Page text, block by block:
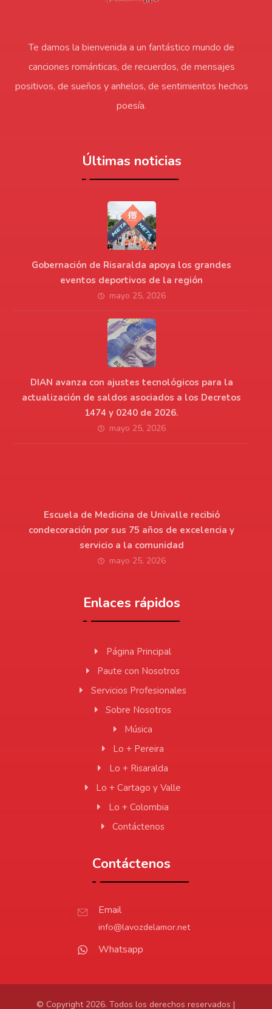
Te damos la bienvenida a un fantástico mundo de
canciones románticas, de recuerdos, de mensajes
positivos, de sueños y anhelos, de sentimientos hechos
poesía.
Últimas noticias
Gobernación de Risaralda apoya los grandes
eventos deportivos de la región
mayo 25, 2026
DIAN avanza con ajustes tecnológicos para la
actualización de saldos asociados a los Decretos
1474 y 0240 de 2026.
mayo 25, 2026
Escuela de Medicina de Univalle recibió
condecoración por sus 75 años de excelencia y
servicio a la comunidad
mayo 25, 2026
Enlaces rápidos
Página Principal
Paute con Nosotros
Servicios Profesionales
Sobre Nosotros
Música
Lo + Pereira
Lo + Risaralda
Lo + Cartago y Valle
Lo + Colombia
Contáctenos
Contáctenos
Email
info@lavozdelamor.net
Whatsapp
© Copyright 2026. Todos los derechos reservados |